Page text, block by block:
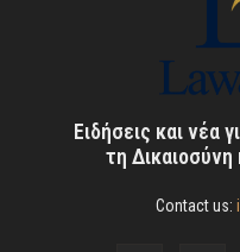
Ειδήσεις και νέα
τη Δικαιοσύνη
Contact us: